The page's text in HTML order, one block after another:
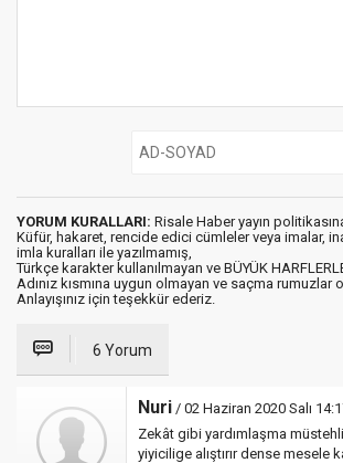
YORUM KURALLARI: Risale Haber yayın
Küfür, hakaret, rencide edici cümleler veya imalar,
imla kuralları ile yazılmamış,
Türkçe karakter kullanılmayan ve BÜYÜK
Adınız kısmına uygun olmayan ve saçma rumuzlar
Anlayışınız için teşekkür ederiz.
6 Yorum
Nuri / 02 Haziran 2020 Salı
Zekât gibi yardımlaşma
yiyicilige alıştırır dense mesele